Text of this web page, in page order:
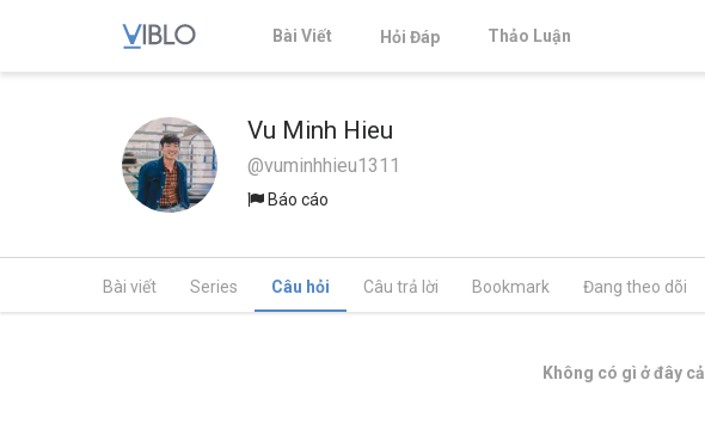
Bài Viết Hỏi Đáp Thảo Luận
Vu Minh Hieu
@vuminhhieu1311
Báo cáo
Bài viết Series Câu hỏi Câu trả lời Bookmark Đang theo dõi
Không có gì ở đây cả